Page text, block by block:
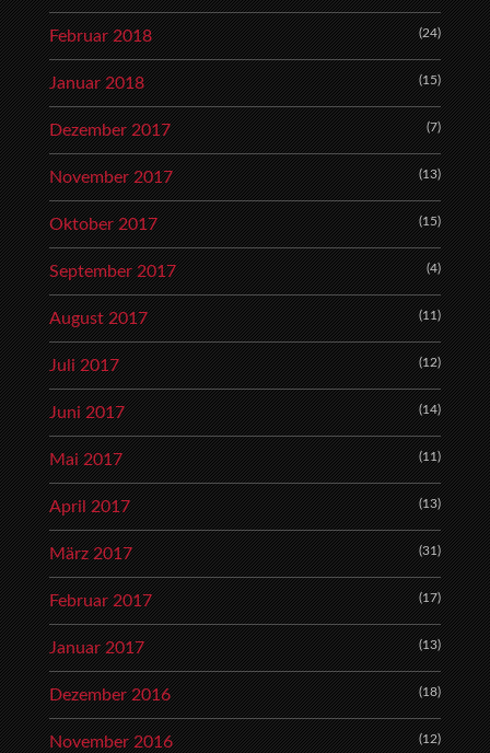
Februar 2018 (24)
Januar 2018 (15)
Dezember 2017 (7)
November 2017 (13)
Oktober 2017 (15)
September 2017 (4)
August 2017 (11)
Juli 2017 (12)
Juni 2017 (14)
Mai 2017 (11)
April 2017 (13)
März 2017 (31)
Februar 2017 (17)
Januar 2017 (13)
Dezember 2016 (18)
November 2016 (12)